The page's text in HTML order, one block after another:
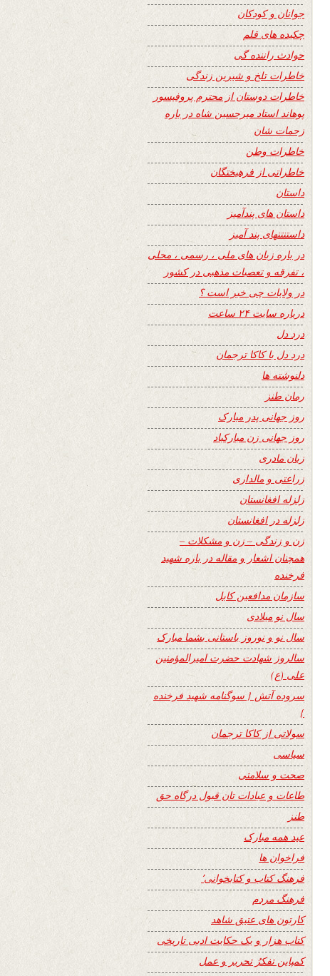
جوانان و کودکان
چکیده های قلم
حوادث راننده گی
خاطرات تلخ و شیرین زندگی
خاطرات دوستان از محترم پروفیسور
پوهاند استاد میرحسین شاه در باره
زحمات شان
خاطرات وطن
خاطراتی از فرهیختگان
داستان
داستان های پندآمیز
داستنتنهای پند آمیز
در باره زبان های ملی ، رسمی ، محلی
، تفرقه و تعصبات مذهبی در کشور
در ولایات چی خبر است ؟
درباره سایت ۲۴ ساعت
درد دل
درد دل با کاکا ترجمان
دلنوشته ها
رمان طنز
روز جهانی پدر مبارک
روز جهانی زن مبارکباد
زبان مادری
زراعتی و مالداری
زلزله افغانستان
زلزله در افغانستان
زن و زندگی – زن و مشکلات –
همچنان اشعار و مقاله در باره شهید
فرخنده
سازمان مدافعین کابل
سال نو میلادی
سال نو و نوروز باستانی بشما مبارک
سالروز شهادت حضرت امیرالمؤمنین
علی (ع)
سروده آتش { سوگنامه شهید فرخنده
}
سولاتی از کاکا ترجمان
سیاسی
صحت و سلامتی
طاعات و عبادات تان قبول درگاه حق
طنز
عید همه مبارک
فراخوان ها
فرهنگ کتاب و کتابخوانی٬
فرهنگ مردم
کارتون های عتیق شاهد
کتاب هزار و یک حکایت ادبی تاریخی
کمپاین تفکرُ تحریر و عمل